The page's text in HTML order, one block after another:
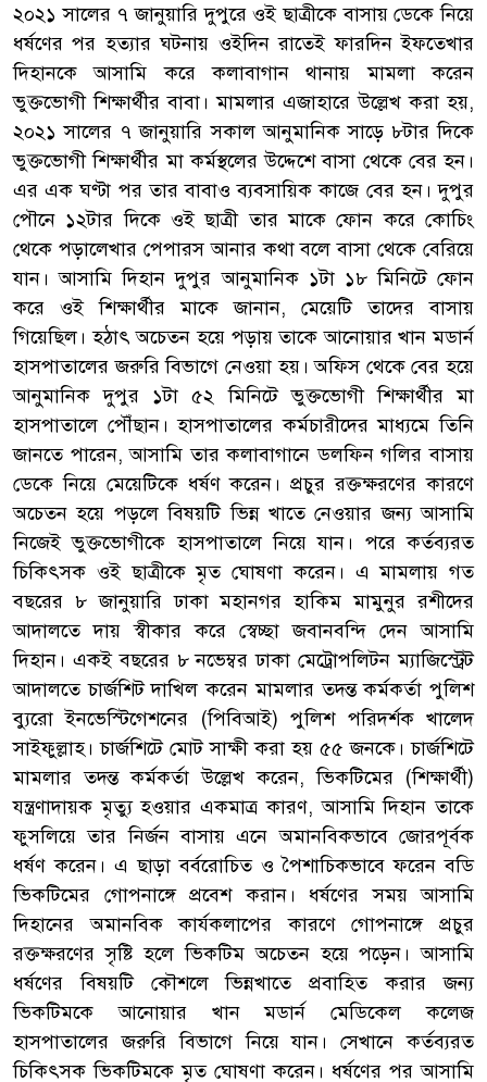
২০২১ সালের ৭ জানুয়ারি দুপুরে ওই ছাত্রীকে বাসায় ডেকে নিয়ে
ধর্ষণের পর হত্যার ঘটনায় ওইদিন রাতেই ফারদিন ইফতেখার
দিহানকে আসামি করে কলাবাগান থানায় মামলা করেন
ভুক্তভোগী শিক্ষার্থীর বাবা। মামলার এজাহারে উল্লেখ করা হয়,
২০২১ সালের ৭ জানুয়ারি সকাল আনুমানিক সাড়ে ৮টার দিকে
ভুক্তভোগী শিক্ষার্থীর মা কর্মস্থলের উদ্দেশে বাসা থেকে বের হন।
এর এক ঘণ্টা পর তার বাবাও ব্যবসায়িক কাজে বের হন। দুপুর
পৌনে ১২টার দিকে ওই ছাত্রী তার মাকে ফোন করে কোচিং
থেকে পড়ালেখার পেপারস আনার কথা বলে বাসা থেকে বেরিয়ে
যান। আসামি দিহান দুপুর আনুমানিক ১টা ১৮ মিনিটে ফোন
করে ওই শিক্ষার্থীর মাকে জানান, মেয়েটি তাদের বাসায়
গিয়েছিল। হঠাৎ অচেতন হয়ে পড়ায় তাকে আনোয়ার খান মডার্ন
হাসপাতালের জরুরি বিভাগে নেওয়া হয়। অফিস থেকে বের হয়ে
আনুমানিক দুপুর ১টা ৫২ মিনিটে ভুক্তভোগী শিক্ষার্থীর মা
হাসপাতালে পৌঁছান। হাসপাতালের কর্মচারীদের মাধ্যমে তিনি
জানতে পারেন, আসামি তার কলাবাগানে ডলফিন গলির বাসায়
ডেকে নিয়ে মেয়েটিকে ধর্ষণ করেন। প্রচুর রক্তক্ষরণের কারণে
অচেতন হয়ে পড়লে বিষয়টি ভিন্ন খাতে নেওয়ার জন্য আসামি
নিজেই ভুক্তভোগীকে হাসপাতালে নিয়ে যান। পরে কর্তব্যরত
চিকিৎসক ওই ছাত্রীকে মৃত ঘোষণা করেন। এ মামলায় গত
বছরের ৮ জানুয়ারি ঢাকা মহানগর হাকিম মামুনুর রশীদের
আদালতে দায় স্বীকার করে স্বেচ্ছা জবানবন্দি দেন আসামি
দিহান। একই বছরের ৮ নভেম্বর ঢাকা মেট্রোপলিটন ম্যাজিস্ট্রেট
আদালতে চার্জশিট দাখিল করেন মামলার তদন্ত কর্মকর্তা পুলিশ
ব্যুরো ইনভেস্টিগেশনের (পিবিআই) পুলিশ পরিদর্শক খালেদ
সাইফুল্লাহ। চার্জশিটে মোট সাক্ষী করা হয় ৫৫ জনকে। চার্জশিটে
মামলার তদন্ত কর্মকর্তা উল্লেখ করেন, ভিকটিমের (শিক্ষার্থী)
যন্ত্রণাদায়ক মৃত্যু হওয়ার একমাত্র কারণ, আসামি দিহান তাকে
ফুসলিয়ে তার নির্জন বাসায় এনে অমানবিকভাবে জোরপূর্বক
ধর্ষণ করেন। এ ছাড়া বর্বরোচিত ও পৈশাচিকভাবে ফরেন বডি
ভিকটিমের গোপনাঙ্গে প্রবেশ করান। ধর্ষণের সময় আসামি
দিহানের অমানবিক কার্যকলাপের কারণে গোপনাঙ্গে প্রচুর
রক্তক্ষরণের সৃষ্টি হলে ভিকটিম অচেতন হয়ে পড়েন। আসামি
ধর্ষণের বিষয়টি কৌশলে ভিন্নখাতে প্রবাহিত করার জন্য
ভিকটিমকে আনোয়ার খান মডার্ন মেডিকেল কলেজ
হাসপাতালের জরুরি বিভাগে নিয়ে যান। সেখানে কর্তব্যরত
চিকিৎসক ভিকটিমকে মৃত ঘোষণা করেন। ধর্ষণের পর আসামি